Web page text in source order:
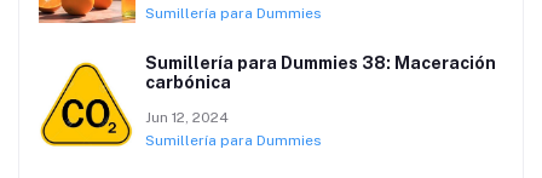
Sumillería para Dummies
Sumillería para Dummies 38: Maceración
carbónica
Jun 12, 2024
Sumillería para Dummies